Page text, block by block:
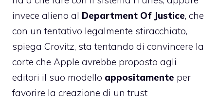
invece alieno al Department Of Justice, che
con un tentativo legalmente stiracchiato,
spiega Crovitz, sta tentando di convincere la
corte che Apple avrebbe proposto agli
editori il suo modello appositamente per
favorire la creazione di un trust